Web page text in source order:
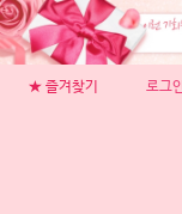
★ 즐겨찾기 로그